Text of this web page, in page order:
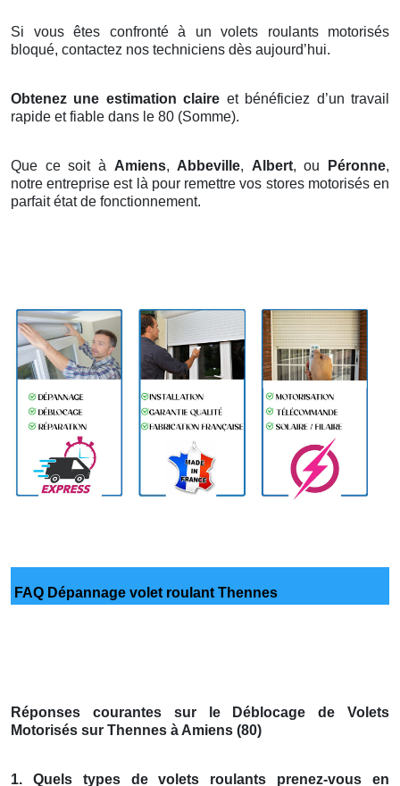
Si vous êtes confronté à un volets roulants motorisés
bloqué, contactez nos techniciens dès aujourd’hui.
Obtenez une estimation claire et bénéficiez d’un travail
rapide et fiable dans le 80 (Somme).
Que ce soit à Amiens, Abbeville, Albert, ou Péronne,
notre entreprise est là pour remettre vos stores motorisés en
parfait état de fonctionnement.
FAQ Dépannage volet roulant Thennes
Réponses courantes sur le Déblocage de Volets
Motorisés sur Thennes à Amiens (80)
1. Quels types de volets roulants prenez-vous en